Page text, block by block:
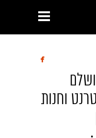

וחנות